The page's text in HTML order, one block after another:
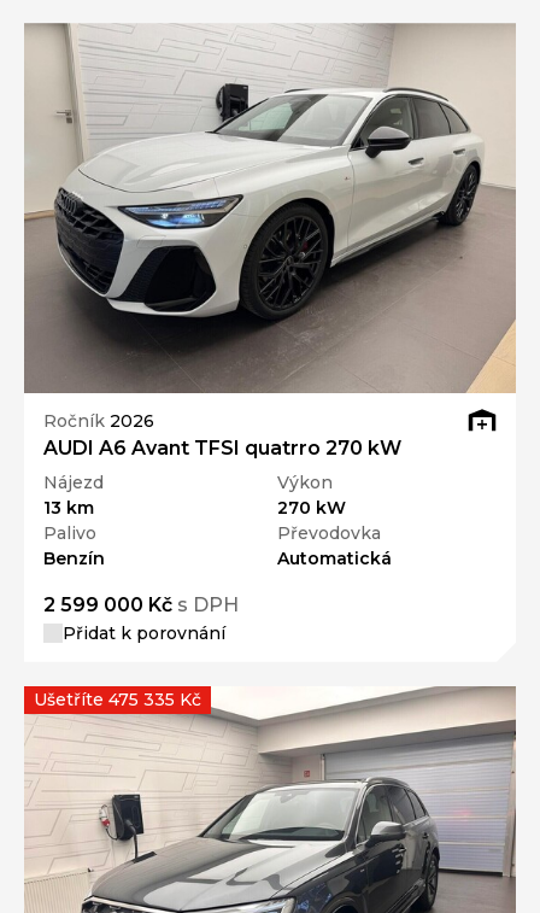
Ročník 2026
AUDI A6 Avant TFSI quatrro 270 kW
Nájezd
13 km
Výkon
270 kW
Palivo
Benzín
Převodovka
Automatická
2 599 000 Kč s DPH
Přidat k porovnání
Ušetříte 475 335 Kč